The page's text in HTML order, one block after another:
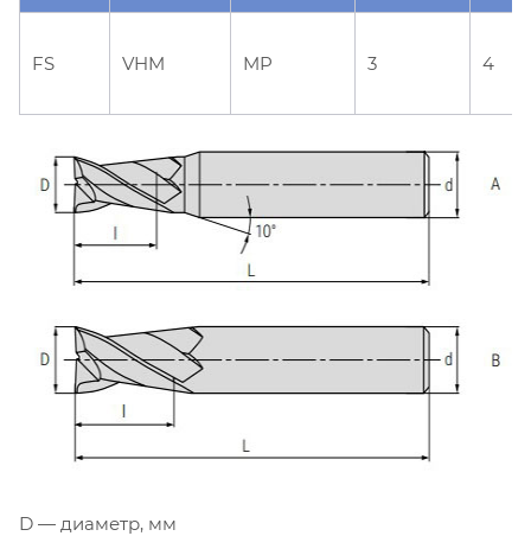
FS VHM MP 3 4
D — диаметр, мм